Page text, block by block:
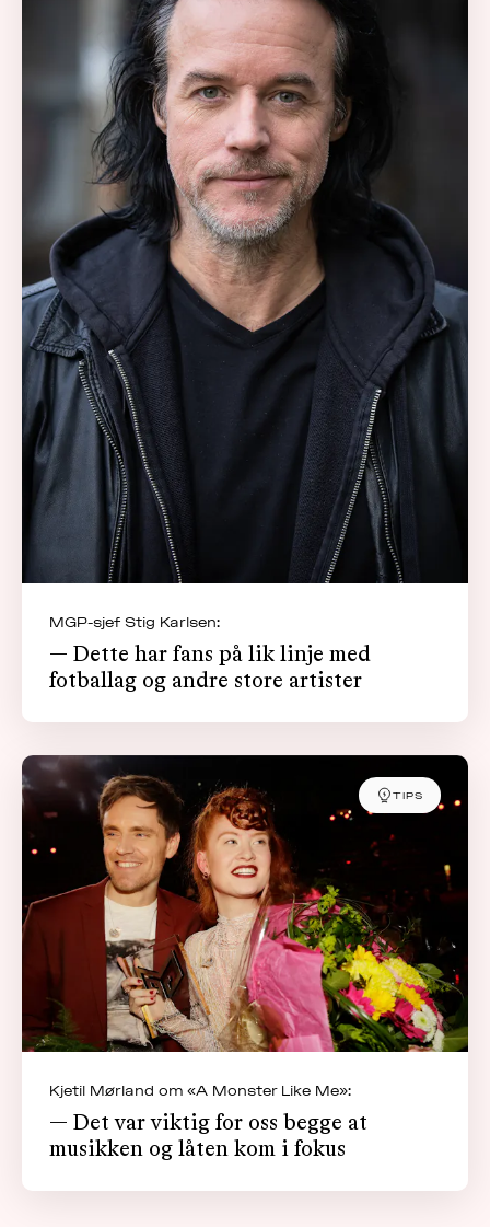
MGP-sjef Stig Karlsen:
— Dette har fans på lik linje med
fotballag og andre store artister
TIPS
Kjetil Mørland om «A Monster Like Me»:
— Det var viktig for oss begge at
musikken og låten kom i fokus